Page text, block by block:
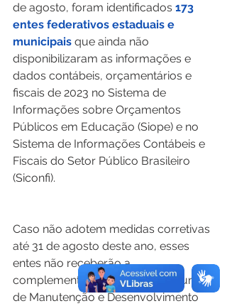
de agosto, foram identificados 173
entes federativos estaduais e
municipais que ainda não
disponibilizaram as informações e
dados contábeis, orçamentários e
fiscais de 2023 no Sistema de
Informações sobre Orçamentos
Públicos em Educação (Siope) e no
Sistema de Informações Contábeis e
Fiscais do Setor Público Brasileiro
(Siconfi).
Caso não adotem medidas corretivas
até 31 de agosto deste ano, esses
entes não receberão a
complementação da União ao Fundo
de Manutenção e Desenvolvimento